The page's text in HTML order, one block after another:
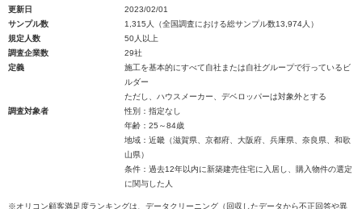
更新日
2023/02/01
サンプル数
1,315人（全国調査における総サンプル数13,974人）
規定人数
50人以上
調査企業数
29社
定義
施工を基本的にすべて自社または自社グループで行っているビ
ルダー
ただし、ハウスメーカー、デベロッパーは対象外とする
調査対象者
性別：指定なし
年齢：25～84歳
地域：近畿（滋賀県、京都府、大阪府、兵庫県、奈良県、和歌
山県）
条件：過去12年以内に新築建売住宅に入居し、購入物件の選定
に関与した人
※オリコン顧客満足度ランキングは、データクリーニング（回収したデータから不正回答や異